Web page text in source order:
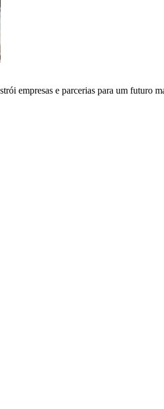
empresas e parcerias para um futuro